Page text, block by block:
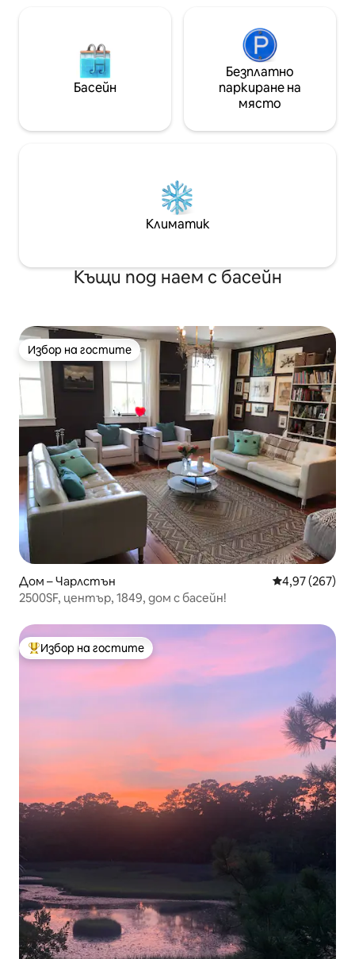
Басейн
Безплатно
паркиране на
място
Климатик
Къщи под наем с басейн
Избор на гостите
Избор на гостите
Дом – Чарлстън Средна
4,97 (267)
2500SF, център, 1849, дом с басейн!
Най-популярен избор на гостите
Избор на гостите